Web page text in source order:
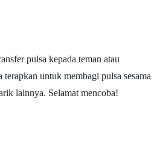
pulsa kepada teman atau
untuk membagi pulsa sesama
lainnya. Selamat mencoba!